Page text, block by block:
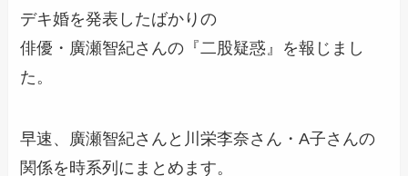
デキ婚を発表したばかりの
俳優・廣瀬智紀さんの『二股疑惑』を報じまし
た。
早速、廣瀬智紀さんと川栄李奈さん・A子さんの
関係を時系列にまとめます。